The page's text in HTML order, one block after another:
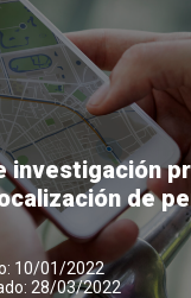
investigación
de
10/01/2022
28/03/2022